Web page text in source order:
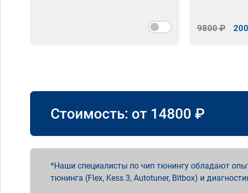
9800 ₽
Стоимость: от 14800 ₽
Наши специалисты по чип тюнингу обладают
тюнинга (Flex, Kess 3, Autotuner, Bitbox) и